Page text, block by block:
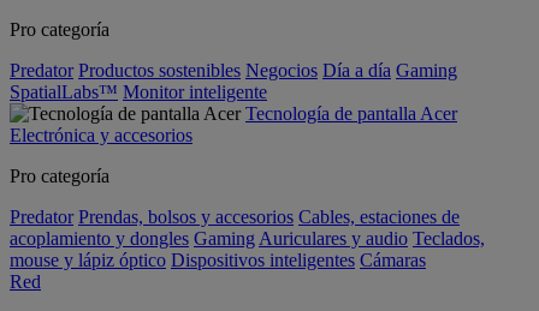
Pro categoría
Predator Productos sostenibles Negocios Día a día Gaming
SpatialLabs™ Monitor inteligente
Tecnología de pantalla Acer
Electrónica y accesorios
Pro categoría
Predator Prendas, bolsos y accesorios Cables, estaciones de
acoplamiento y dongles Gaming Auriculares y audio Teclados,
mouse y lápiz óptico Dispositivos inteligentes Cámaras
Red